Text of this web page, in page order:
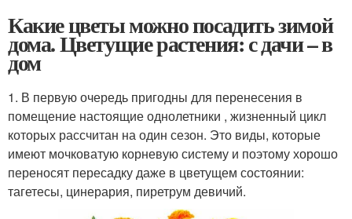
Какие цветы можно посадить зимой
дома. Цветущие растения: с дачи – в
дом
1. В первую очередь пригодны для перенесения в
помещение настоящие однолетники , жизненный цикл
которых рассчитан на один сезон. Это виды, которые
имеют мочковатую корневую систему и поэтому хорошо
переносят пересадку даже в цветущем состоянии:
тагетесы, цинерария, пиретрум девичий.